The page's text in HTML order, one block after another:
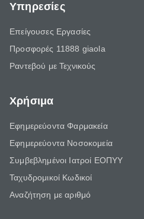
Υπηρεσίες
Επείγουσες Εργασίες
Προσφορές 11888 giaola
Ραντεβού με Τεχνικούς
Χρήσιμα
Εφημερεύοντα Φαρμακεία
Εφημερεύοντα Νοσοκομεία
Συμβεβλημένοι Ιατροί ΕΟΠΥΥ
Ταχυδρομικοί Κωδικοί
Αναζήτηση με αριθμό